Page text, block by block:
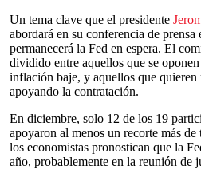
Un tema clave que el presidente
abordará en su conferencia de
permanecerá la Fed en espera. El
dividido entre aquellos que se
inflación baje, y aquellos que quieren
apoyando la contratación.
En diciembre, solo 12 de los 19
apoyaron al menos un recorte más
los economistas pronostican que la
año, probablemente en la reunión de